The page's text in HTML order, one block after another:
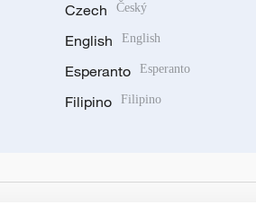
Czech Český
English English
Esperanto Esperanto
Filipino Filipino